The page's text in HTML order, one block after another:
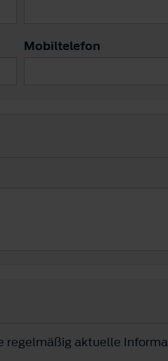
Mobiltelefon
regelmäßig aktuelle